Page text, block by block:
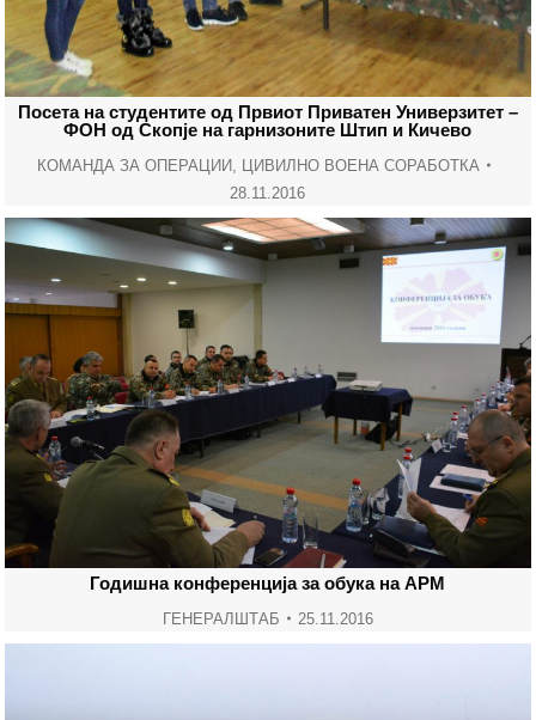
Посета на студентите од Првиот Приватен Универзитет –
ФОН од Скопје на гарнизоните Штип и Кичево
КОМАНДА ЗА ОПЕРАЦИИ ЦИВИЛНО ВОЕНА СОРАБОТКА
28.11.2016
Годишна конференција за обука на АРМ
ГЕНЕРАЛШТАБ 25.11.2016